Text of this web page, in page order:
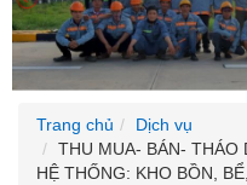
Trang chủ
Dịch vụ
THU MUA- BÁN-
HỆ THỐNG: KHO BỒN,